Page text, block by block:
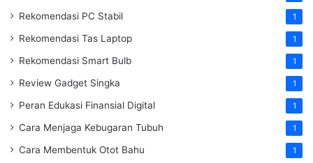
Rekomendasi PC Stabil 1
Rekomendasi Tas Laptop 1
Rekomendasi Smart Bulb 1
Review Gadget Singka 1
Peran Edukasi Finansial Digital 1
Cara Menjaga Kebugaran Tubuh 1
Cara Membentuk Otot Bahu 1